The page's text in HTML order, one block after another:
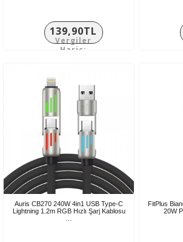
139,90TL
Vergiler
Hariç:
Auris CB270 240W 4in1 USB Type-C
Lightning 1.2m RGB Hızlı Şarj Kablosu
FitPlus
20W